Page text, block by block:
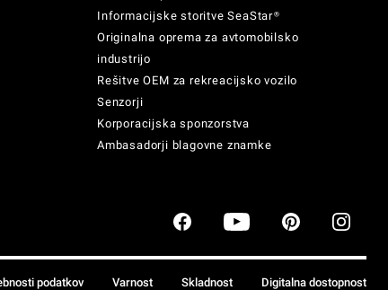
Informacijske storitve SeaStar®
Originalna oprema za avtomobilsko
industrijo
Rešitve OEM za rekreacijsko vozilo
Senzorji
Korporacijska sponzorstva
Ambasadorji blagovne znamke
podatkov Varnost Skladnost Digitalna dostopnost